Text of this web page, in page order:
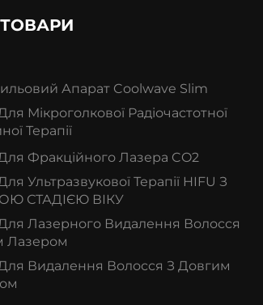
Апарат Coolwave Slim
Мікроголкової Радіочастотної
Терапії
Фракційного Лазера CO2
Ультразвукової Терапії HIFU З
СТАДІЄЮ ВІКУ
Лазерного Видалення Волосся
Лазером
Видалення Волосся З Довгим